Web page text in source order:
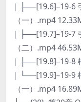
| ├──[19.6]–19-6
（一）.mp4
| ├──[19.7]–19-7
（二）.mp4
| ├──[19.8]–19-8
| └──[19.9]–19-9
（一）.mp4